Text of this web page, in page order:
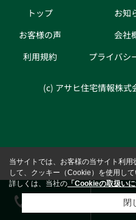
トップ
お客様の声
利用規約
お知
会社
プライバシ
(c) アサヒ住宅情報株
お
当サイトでは、お客様の当サイト利
して、クッキー（Cookie）を使用して
詳しくは、当社の 「Cookieの取扱いに
閉